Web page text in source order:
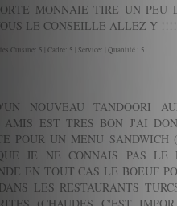
MONNAIE TIRE UN
LE CONSEILLE ALLEZ Y
Cuisine: 5 | Cadre: 5 | Service: | Quantité : 5
NOUVEAU TANDOORI
AMIS EST TRES BON J'AI
POUR UN MENU
JE NE CONNAIS PAS
EN TOUT CAS LE BOEUF
LES RESTAURANTS